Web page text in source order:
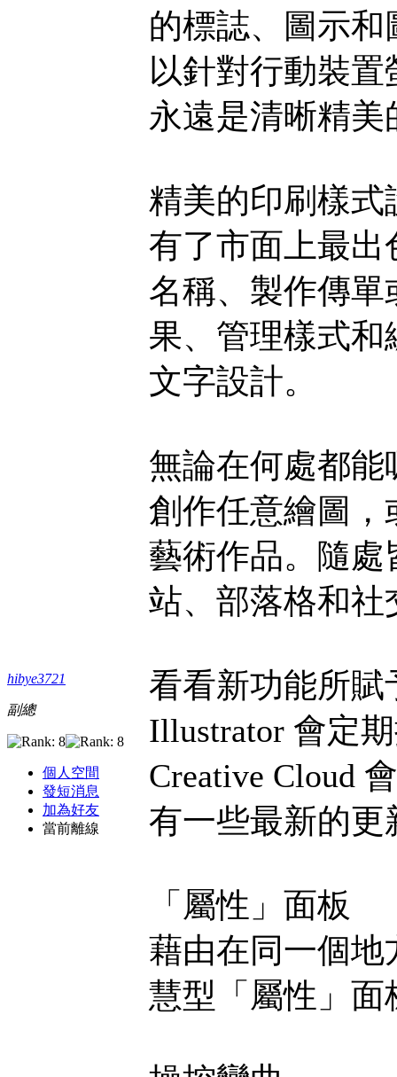
hibye3721
副總
個人空間
發短消息
加為好友
當前離線
的標誌、圖示
以針對行動裝
永遠是清晰精美
精美的印刷樣式
有了市面上最
名稱、製作傳
果、管理樣式
文字設計。
無論在何處都能
創作任意繪圖
藝術作品。隨
站、部落格和社
看看新功能所賦
Illustrator 會定
Creative Cloud
有一些最新的更
「屬性」面板
藉由在同一個
慧型「屬性」